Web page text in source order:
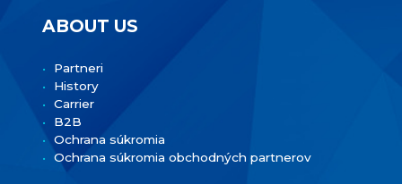
ABOUT US
Partneri
History
Carrier
B2B
Ochrana súkromia
Ochrana súkromia obchodných partnerov